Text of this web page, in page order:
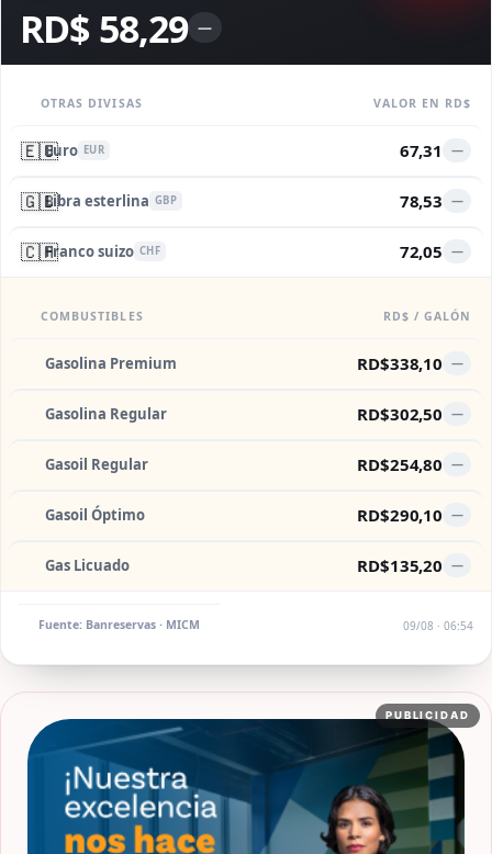
RD$ 58,29 —
OTRAS DIVISAS VALOR EN RD$
🇪🇺Euro EUR 67,31 —
🇬🇧Libra esterlina GBP 78,53 —
🇨🇭Franco suizo CHF 72,05 —
COMBUSTIBLES RD$ / GALÓN
Gasolina Premium RD$338,10 —
Gasolina Regular RD$302,50 —
Gasoil Regular RD$254,80 —
Gasoil Óptimo RD$290,10 —
Gas Licuado RD$135,20 —
Fuente: Banreservas · MICM 09/08 · 06:54
PUBLICIDAD